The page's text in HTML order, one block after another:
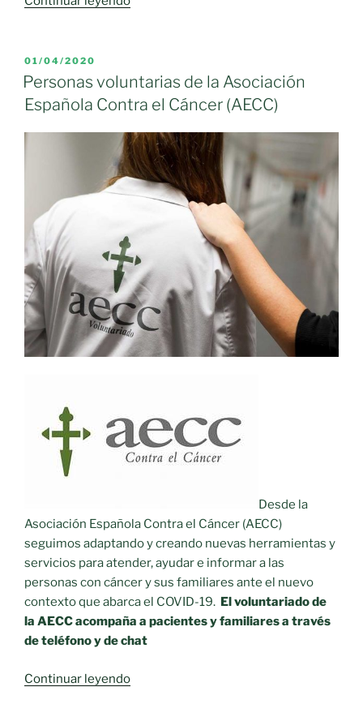
Real
acerca
voluntariado
al
Hospital
Universitario»
PUBLICADO
EL
01/04/2020
Personas voluntarias de la Asociación
Española Contra el Cáncer (AECC)
Desde la
Asociación Española Contra el Cáncer (AECC)
seguimos adaptando y creando nuevas herramientas y
servicios para atender, ayudar e informar a las
personas con cáncer y sus familiares ante el nuevo
contexto que abarca el COVID-19. El voluntariado de
la AECC acompaña a pacientes y familiares a través
de teléfono y de chat
Continuar leyendo«Personas